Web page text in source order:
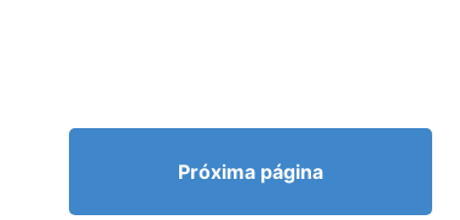
Próxima página